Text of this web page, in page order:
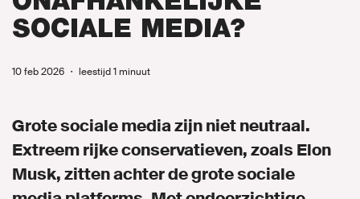
SOCIALE MEDIA?
10 feb 2026 ・ leestijd 1 minuut
Grote sociale media zijn niet neutraal.
Extreem rijke conservatieven, zoals Elon
Musk, zitten achter de grote sociale
MIJN GROENLINKS